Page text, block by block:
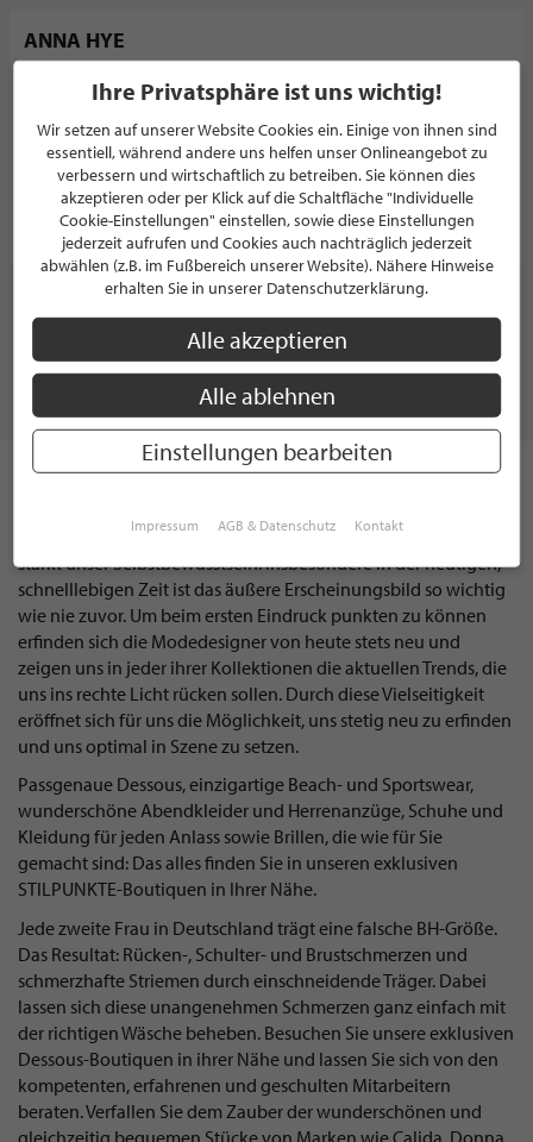
ANNA HYE
DAMENMODE
Saselbergweg 23
22395 Hamburg
Deutschland
PROFIL
MODE & ACCESSOIRES
außen zu tragen. Sie lässt uns Freiraum zur Entfaltung und
stärkt unser Selbstbewusstsein. Insbesondere in der heutigen,
schnelllebigen Zeit ist das äußere Erscheinungsbild so wichtig
wie nie zuvor. Um beim ersten Eindruck punkten zu können
erfinden sich die Modedesigner von heute stets neu und
zeigen uns in jeder ihrer Kollektionen die aktuellen Trends, die
uns ins rechte Licht rücken sollen. Durch diese Vielseitigkeit
eröffnet sich für uns die Möglichkeit, uns stetig neu zu erfinden
und uns optimal in Szene zu setzen.
Passgenaue Dessous, einzigartige Beach- und Sportswear,
wunderschöne Abendkleider und Herrenanzüge, Schuhe und
Kleidung für jeden Anlass sowie Brillen, die wie für Sie
gemacht sind: Das alles finden Sie in unseren exklusiven
STILPUNKTE-Boutiquen in Ihrer Nähe.
Jede zweite Frau in Deutschland trägt eine falsche BH-Größe.
Das Resultat: Rücken-, Schulter- und Brustschmerzen und
schmerzhafte Striemen durch einschneidende Träger. Dabei
lassen sich diese unangenehmen Schmerzen ganz einfach mit
der richtigen Wäsche beheben. Besuchen Sie unsere exklusiven
Dessous-Boutiquen in ihrer Nähe und lassen Sie sich von den
kompetenten, erfahrenen und geschulten Mitarbeitern
beraten. Verfallen Sie dem Zauber der wunderschönen und
Ihre Privatsphäre ist uns wichtig!
Wir setzen auf unserer Website Cookies ein. Einige von ihnen sind
essentiell, während andere uns helfen unser Onlineangebot zu
verbessern und wirtschaftlich zu betreiben. Sie können dies
akzeptieren oder per Klick auf die Schaltfläche "Individuelle
Cookie-Einstellungen" einstellen, sowie diese Einstellungen
jederzeit aufrufen und Cookies auch nachträglich jederzeit
abwählen (z.B. im Fußbereich unserer Website). Nähere Hinweise
erhalten Sie in unserer Datenschutzerklärung.
Alle akzeptieren
Alle ablehnen
Einstellungen bearbeiten
Impressum AGB & Datenschutz Kontakt